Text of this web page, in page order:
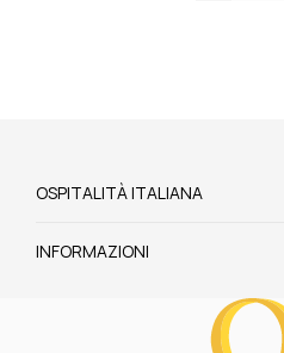
OSPITALITÀ ITALIANA
INFORMAZIONI